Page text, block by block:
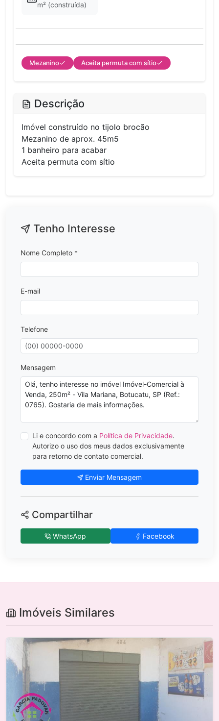
m² (construída)
Mezanino Aceita permuta com sítio
Descrição
Imóvel construído no tijolo brocão
Mezanino de aprox. 45m5
1 banheiro para acabar
Aceita permuta com sítio
Tenho Interesse
Nome Completo *
E-mail
Telefone
Mensagem
Li e concordo com a Política de Privacidade.
Autorizo o uso dos meus dados exclusivamente
para retorno de contato comercial.
Enviar Mensagem
Compartilhar
WhatsApp Facebook
Imóveis Similares